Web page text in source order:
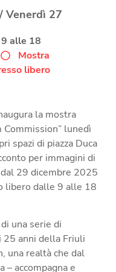
/ Venerdì 27
alle 18
Mostra
libero
la mostra
lunedì
spazi di piazza Duca
per immagini di
29 dicembre 2025
libero dalle 9 alle 18
una serie di
25 anni della Friuli
una realtà che dal
accompagna e